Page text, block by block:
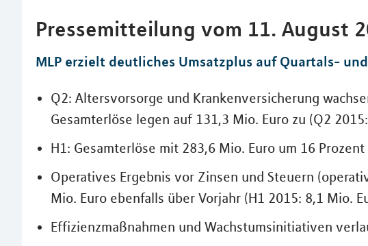
Pressemitteilung vom 11. August
MLP erzielt deutliches Umsatzplus auf Quartals-
Q2: Altersvorsorge und Krankenversicherung
Gesamterlöse legen auf 131,3 Mio. Euro zu (Q2
H1: Gesamterlöse mit 283,6 Mio. Euro um 16
Operatives Ergebnis vor Zinsen und Steuern
Mio. Euro ebenfalls über Vorjahr (H1 2015: 8,1 Mio.
Effizienzmaßnahmen und Wachstumsinitiativen